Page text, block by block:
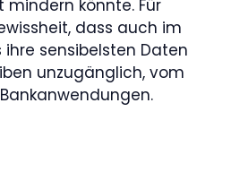
könnte. Für
dass auch im
ihre sensibelsten Daten
unzugänglich, vom